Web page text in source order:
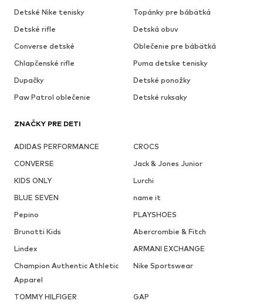
Detské Nike tenisky
Topánky pre bábätká
Detské rifle
Detská obuv
Converse detské
Oblečenie pre bábätká
Chlapčenské rifle
Puma detske tenisky
Dupačky
Detské ponožky
Paw Patrol oblečenie
Detské ruksaky
ZNAČKY PRE DETI
ADIDAS PERFORMANCE
CROCS
CONVERSE
Jack & Jones Junior
KIDS ONLY
Lurchi
BLUE SEVEN
name it
Pepino
PLAYSHOES
Brunotti Kids
Abercrombie & Fitch
Lindex
ARMANI EXCHANGE
Champion Authentic Athletic
Apparel
Nike Sportswear
TOMMY HILFIGER
GAP